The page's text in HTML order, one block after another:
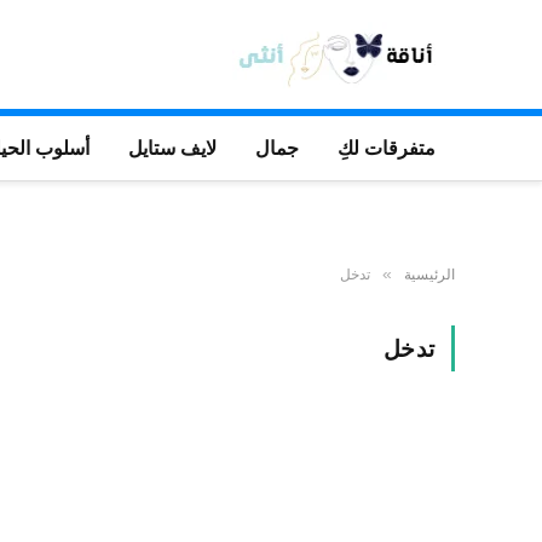
متفرقات لكِ جمال لايف ستايل أسلوب
الرئيسية » تدخل
تدخل